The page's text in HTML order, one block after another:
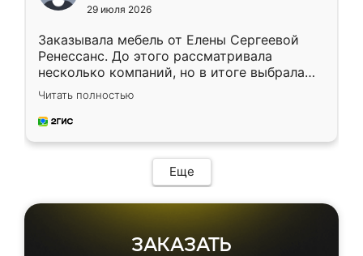
29 июля 2026
Заказывала мебель от Елены Сергеевой
Ренессанс. До этого рассматривала
несколько компаний, но в итоге выбрала
эту. Сначала обговорили условия, потом
приехал замерщик, всё спокойно объяснил
и снял размеры. Изготовили в срок, с
мебель сразу встала на свое место без
каких-либо доработок. Качеством осталась
довольна, все выглядит так, как и ожидала.
Читать полностью
Еще
ЗАКАЗАТЬ